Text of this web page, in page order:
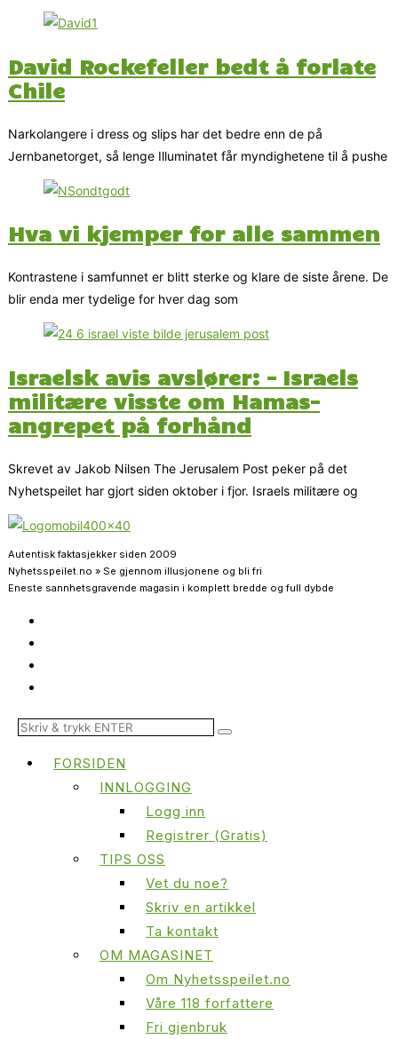
David Rockefeller bedt å forlate
Chile
Narkolangere i dress og slips har det bedre enn de på
Jernbanetorget, så lenge Illuminatet får myndighetene til å pushe
Hva vi kjemper for alle sammen
Kontrastene i samfunnet er blitt sterke og klare de siste årene. De
blir enda mer tydelige for hver dag som
Israelsk avis avslører: – Israels
militære visste om Hamas-
angrepet på forhånd
Skrevet av Jakob Nilsen The Jerusalem Post peker på det
Nyhetspeilet har gjort siden oktober i fjor. Israels militære og
Autentisk faktasjekker siden 2009
Nyhetsspeilet.no » Se gjennom illusjonene og bli fri
Eneste sannhetsgravende magasin i komplett bredde og full dybde
FORSIDEN
INNLOGGING
Logg inn
Registrer (Gratis)
TIPS OSS
Vet du noe?
Skriv en artikkel
Ta kontakt
OM MAGASINET
Om Nyhetsspeilet.no
Våre 118 forfattere
Fri gjenbruk